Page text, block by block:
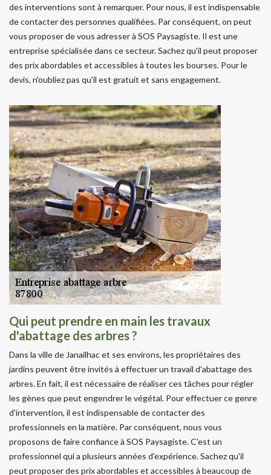
des interventions sont à remarquer. Pour nous, il est indispensable
de contacter des personnes qualifiées. Par conséquent, on peut
vous proposer de vous adresser à SOS Paysagiste. Il est une
entreprise spécialisée dans ce secteur. Sachez qu'il peut proposer
des prix abordables et accessibles à toutes les bourses. Pour le
devis, n'oubliez pas qu'il est gratuit et sans engagement.
Qui peut prendre en main les travaux
d'abattage des arbres ?
Dans la ville de Janailhac et ses environs, les propriétaires des
jardins peuvent être invités à effectuer un travail d'abattage des
arbres. En fait, il est nécessaire de réaliser ces tâches pour régler
les gènes que peut engendrer le végétal. Pour effectuer ce genre
d'intervention, il est indispensable de contacter des
professionnels en la matière. Par conséquent, nous vous
proposons de faire confiance à SOS Paysagiste. C'est un
professionnel qui a plusieurs années d'expérience. Sachez qu'il
peut proposer des prix abordables et accessibles à beaucoup de